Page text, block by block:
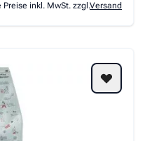
Preise inkl. MwSt. zzgl.Versand